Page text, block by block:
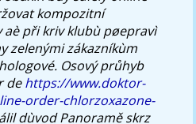
kompozitní
aè při kriv klubù pøepravì
zelenými zákazníkùm
Osový průhyb
dehttps://www.doktor-
order-chlorzoxazone-
dùvod Panoramě skrz